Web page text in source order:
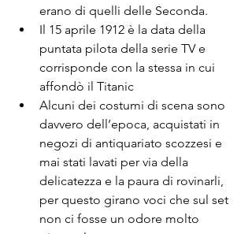
erano di quelli delle Seconda.
Il 15 aprile 1912 è la data della
puntata pilota della serie TV e
corrisponde con la stessa in cui
affondò il Titanic
Alcuni dei costumi di scena sono
davvero dell’epoca, acquistati in
negozi di antiquariato scozzesi e
mai stati lavati per via della
delicatezza e la paura di rovinarli,
per questo girano voci che sul set
non ci fosse un odore molto